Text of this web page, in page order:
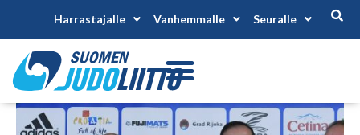
Harrastajalle Vanhemmalle Seuralle